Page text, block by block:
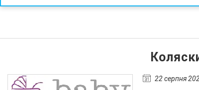
22 серпня